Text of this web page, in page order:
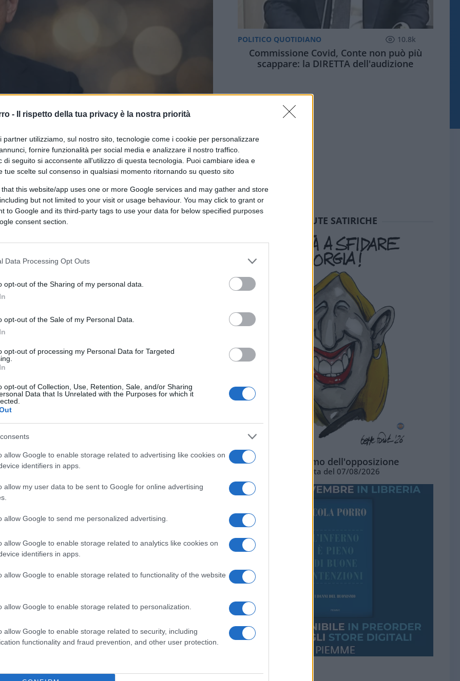
- Il rispetto della tua privacy è la nostra priorità
partner utilizziamo, sul nostro sito, tecnologie come i cookie per personalizzare
fornire funzionalità per social media e analizzare il nostro traffico.
di seguito si acconsente all'utilizzo di questa tecnologia. Puoi cambiare idea e
tue scelte sul consenso in qualsiasi momento ritornando su questo sito
that this website/app uses one or more Google services and may gather and store
but not limited to your visit or usage behaviour. You may click to grant or
to Google and its third-party tags to use your data for below specified purposes
consent section.
Data Processing Opt Outs
opt-out of the Sharing of my personal data.
opt-out of the Sale of my Personal Data.
opt-out of processing my Personal Data for Targeted
opt-out of Collection, Use, Retention, Sale, and/or Sharing
Data that Is Unrelated with the Purposes for which it
allow Google to enable storage related to advertising like cookies on
identifiers in apps.
allow my user data to be sent to Google for online advertising
allow Google to send me personalized advertising.
allow Google to enable storage related to analytics like cookies on
identifiers in apps.
allow Google to enable storage related to functionality of the website
allow Google to enable storage related to personalization.
allow Google to enable storage related to security, including
functionality and fraud prevention, and other user protection.
tramite DALL·E di OpenAI
CLICCA QUI
nomina diMario Draghi
“Se fosse per noi, sì”. Questa
a Draghi per questo ruolo.
la figura perfetta per rappresentare
trattative legate al conflitto in Ucraina.
e presidente della Banca Centrale
gode di questa considerazione.
Meloni
anno, la premier
di nominare un inviato speciale per
abbia ragione, credo sia il momento in
sottolineato che il dialogo deve estendersi
contributo dell’Europa potrebbe
riconosciuta e apprezzata a livello
nome di Draghi come una delle opzioni
il sostegno di Francia, Germania e della
von der Leyen.
bilanciato
come un passo verso un contributo
internazionali.
che possa facilitare il dialogo
POLITICO QUOTIDIANO 10.8k
Commissione Covid, Conte non può più
scappare: la DIRETTA dell'audizione
SEDUTE SATIRICHE
L'ottimismo dell'opposizione
Vignetta del 07/08/2026